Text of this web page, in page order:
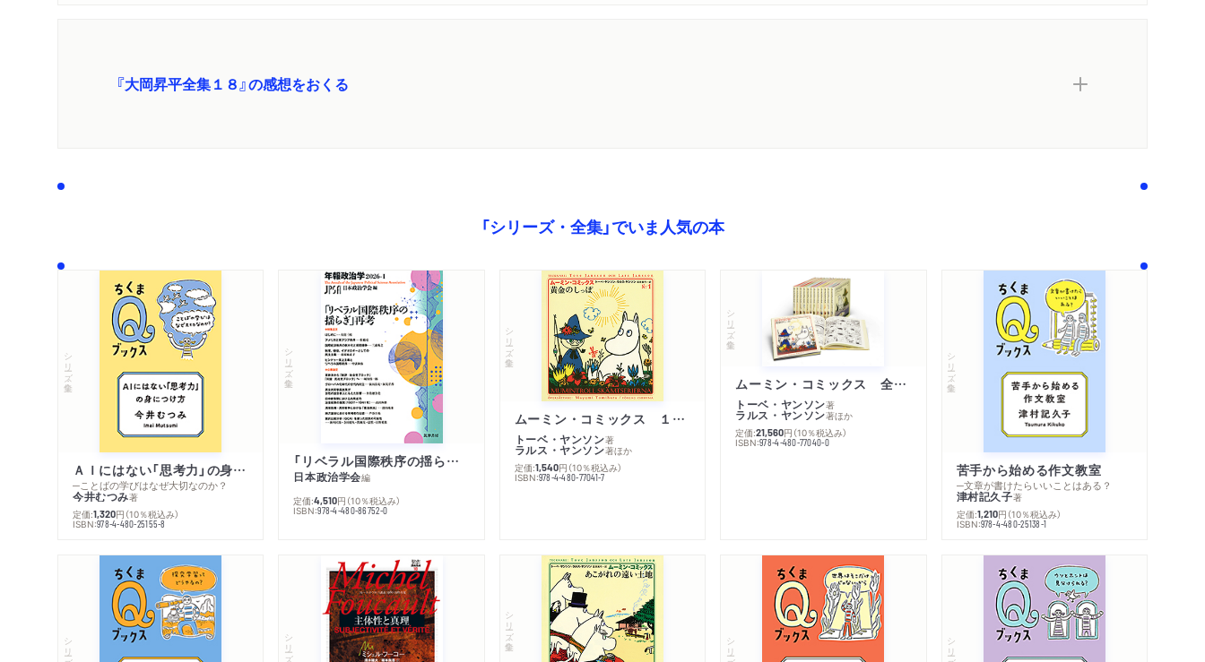
『大岡昇平全集１８』の感想をおくる
「シリーズ・全集」でいま人気の本
シリーズ・全集
ＡＩにはない「思考力」の身につけ方
─ことばの学びはなぜ大切なのか？
今井むつみ著
定価:1,320円 （10％税込み）
ISBN:978-4-480-25155-8
シリーズ・全集
「リベラル国際秩序の揺らぎ」再考 年報政治学２０２６‐Ⅰ
日本政治学会編
定価:4,510円 （10％税込み）
ISBN:978-4-480-86752-0
シリーズ・全集
ムーミン・コミックス １ 黄金のしっぽ
トーベ・ヤンソン著
ラルス・ヤンソン著ほか
定価:1,540円 （10％税込み）
ISBN:978-4-480-77041-7
シリーズ・全集
ムーミン・コミックス 全１４巻セット
トーベ・ヤンソン著
ラルス・ヤンソン著ほか
定価:21,560円 （10％税込み）
ISBN:978-4-480-77040-0
シリーズ・全集
苦手から始める作文教室
─文章が書けたらいいことはある？
津村記久子著
定価:1,210円 （10％税込み）
ISBN:978-4-480-25138-1
シリーズ・全集 シリーズ・全集
シリーズ・全集
シリーズ・全集 シリーズ・全集